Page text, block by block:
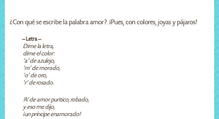
¿Con qué se escribe la palabra amor?. ¡Pues, con colores, joyas y pájaros!
-- Letra --
Dime la letra,
dime el color:
‘a’ de azulejo,
‘m’ de morado,
‘o’ de oro,
‘r’ de rosado.
‘A’ de amor puritico, robado,
y eso me dijo,
¡un príncipe enamorado!